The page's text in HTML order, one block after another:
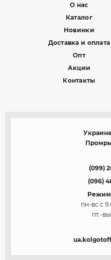
О нас
Каталог
Новинки
Доставка и оплата
Опт
Акции
Контакты
(099)
(096)
Режим
пн-вс с
пт.-